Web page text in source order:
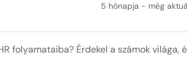
5 hónapja - még
folyamataiba? Érdekel a számok világa,